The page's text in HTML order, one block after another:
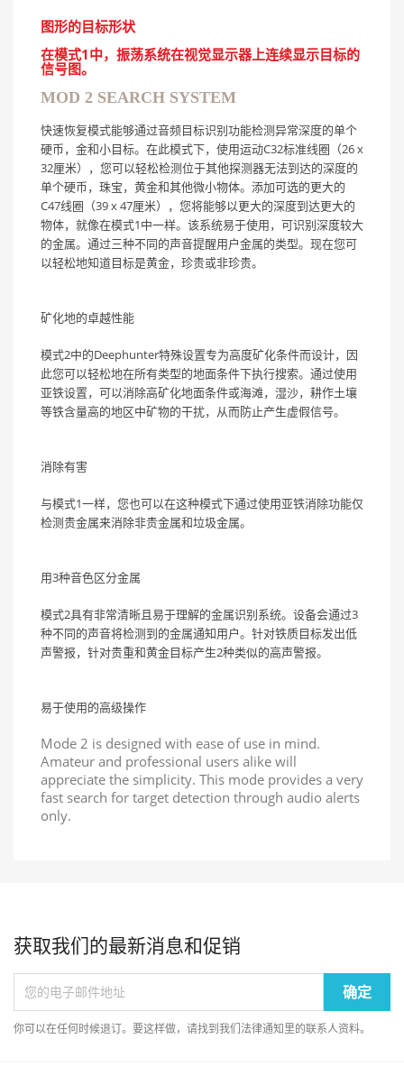
图形的目标形状
在模式1中，振荡系统在视觉显示器上连续显示目标的
信号图。
MOD 2 SEARCH SYSTEM
快速恢复模式能够通过音频目标识别功能检测异常深度的单个
硬币，金和小目标。在此模式下，使用运动C32标准线圈（26 x
32厘米），您可以轻松检测位于其他探测器无法到达的深度的
单个硬币，珠宝，黄金和其他微小物体。添加可选的更大的
C47线圈（39 x 47厘米），您将能够以更大的深度到达更大的
物体，就像在模式1中一样。该系统易于使用，可识别深度较大
的金属。通过三种不同的声音提醒用户金属的类型。现在您可
以轻松地知道目标是黄金，珍贵或非珍贵。
矿化地的卓越性能
模式2中的Deephunter特殊设置专为高度矿化条件而设计，因
此您可以轻松地在所有类型的地面条件下执行搜索。通过使用
亚铁设置，可以消除高矿化地面条件或海滩，湿沙，耕作土壤
等铁含量高的地区中矿物的干扰，从而防止产生虚假信号。
消除有害
与模式1一样，您也可以在这种模式下通过使用亚铁消除功能仅
检测贵金属来消除非贵金属和垃圾金属。
用3种音色区分金属
模式2具有非常清晰且易于理解的金属识别系统。设备会通过3
种不同的声音将检测到的金属通知用户。针对铁质目标发出低
声警报，针对贵重和黄金目标产生2种类似的高声警报。
易于使用的高级操作
Mode 2 is designed with ease of use in mind.
Amateur and professional users alike will
appreciate the simplicity. This mode provides a very
fast search for target detection through audio alerts
only.
获取我们的最新消息和促销
你可以在任何时候退订。要这样做，请找到我们法律通知里的联系人资料。